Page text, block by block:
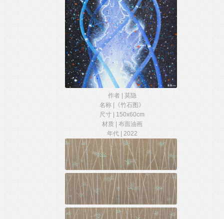
作者 | 莫隐
名称 |《竹石图》
尺寸 | 150x60cm
材质 | 布面油画
年代 | 2022